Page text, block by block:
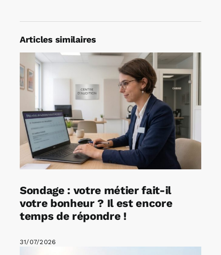
Articles similaires
Sondage : votre métier fait-il
votre bonheur ? Il est encore
temps de répondre !
31/07/2026